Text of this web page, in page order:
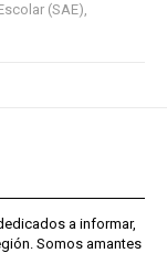
(SAE),
a informar,
Somos amantes